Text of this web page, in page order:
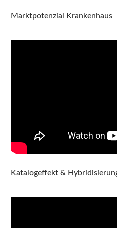
Marktpotenzial Krankenhaus
Katalogeffekt &